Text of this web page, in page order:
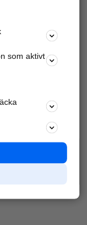
andra
rätt lokal
och
som aktivt